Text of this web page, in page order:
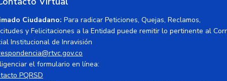
Ciudadano: Para radicar Peticiones, Quejas, Reclamos,
y Felicitaciones a la Entidad puede remitir lo pertinente al
Institucional de Inravisión
el formulario en línea:
PQRSD